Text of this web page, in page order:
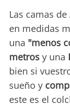
Las camas de
en medidas
una "menos
metros y una
bien si
sueño y
este es el